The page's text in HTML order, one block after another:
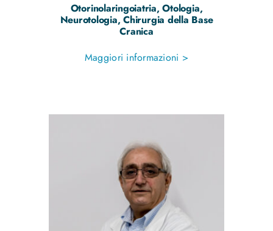
Otorinolaringoiatria, Otologia,
Neurotologia, Chirurgia della Base
Cranica
Maggiori informazioni >